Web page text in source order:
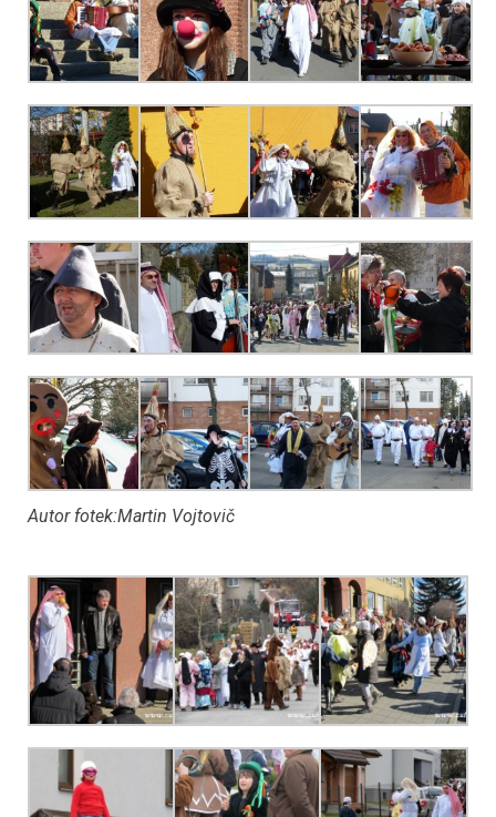
Autor fotek:Martin Vojtovič